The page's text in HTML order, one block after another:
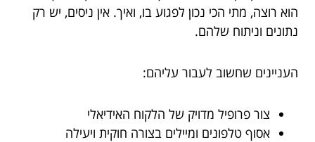
הוא רוצה, מתי הכי נכון לפגוע בו, ואיך. אין ניסים, יש רק
נתונים וניתוח שלהם.
העניינים שחשוב לעבור עליהם:
צור פרופיל מדויק של הלקוח האידיאלי
אסוף טלפונים ומיילים בצורה חוקית ויעילה